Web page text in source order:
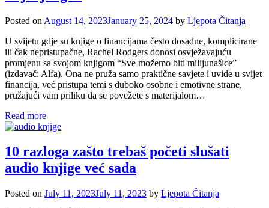
Posted on August 14, 2023January 25, 2024 by Ljepota Čitanja
U svijetu gdje su knjige o financijama često dosadne, komplicirane
ili čak nepristupačne, Rachel Rodgers donosi osvježavajuću
promjenu sa svojom knjigom “Sve možemo biti milijunašice”
(izdavač: Alfa). Ona ne pruža samo praktične savjete i uvide u svijet
financija, već pristupa temi s duboko osobne i emotivne strane,
pružajući vam priliku da se povežete s materijalom…
Read more
10 razloga zašto trebaš početi slušati
audio knjige već sada
Posted on July 11, 2023July 11, 2023 by Ljepota Čitanja